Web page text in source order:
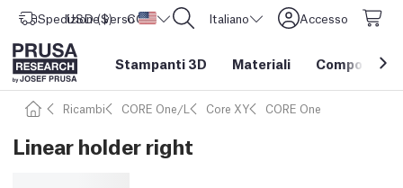
Spedizione verso Stati Uniti d'America
USD ($) CORE One L: Ora disponibile! Italiano Accesso
Stampanti 3D Materiali Componenti
Ricambi CORE One/L Core XY CORE One
Linear holder right